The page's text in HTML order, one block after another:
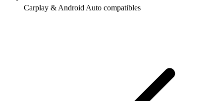
Carplay & Android Auto compatibles